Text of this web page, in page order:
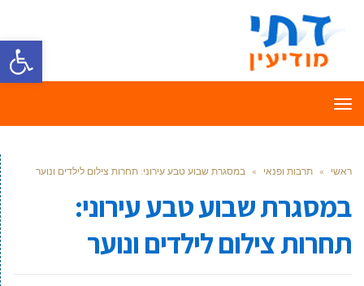
פתח
תפריט
ראשי » תרבות ופנאי » במסגרת שבוע טבע עירוני: תחרות צילום לילדים ונוער
במסגרת שבוע טבע עירוני:
תחרות צילום לילדים ונוער